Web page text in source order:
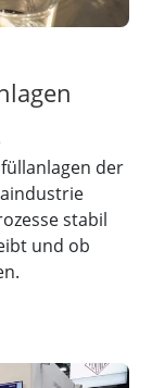
der
stabil
und ob